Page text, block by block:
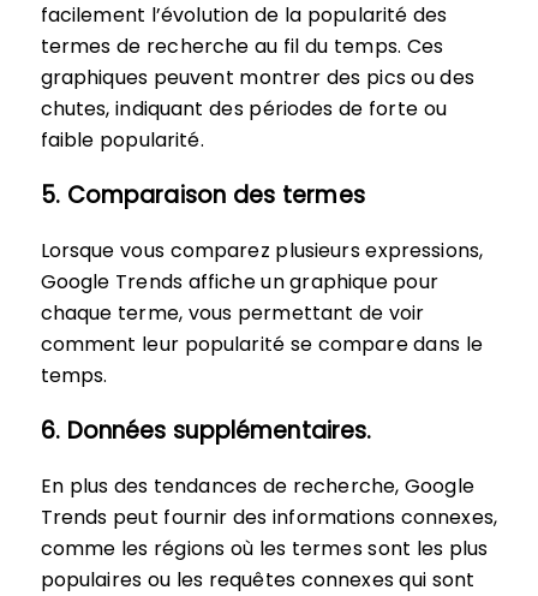
facilement l’évolution de la popularité des
termes de recherche au fil du temps. Ces
graphiques peuvent montrer des pics ou des
chutes, indiquant des périodes de forte ou
faible popularité.
5. Comparaison des termes
Lorsque vous comparez plusieurs expressions,
Google Trends affiche un graphique pour
chaque terme, vous permettant de voir
comment leur popularité se compare dans le
temps.
6. Données supplémentaires.
En plus des tendances de recherche, Google
Trends peut fournir des informations connexes,
comme les régions où les termes sont les plus
populaires ou les requêtes connexes qui sont